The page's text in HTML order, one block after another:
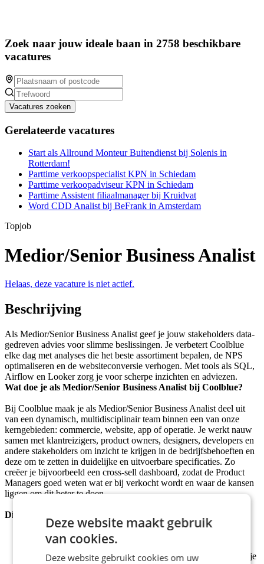
Zoek naar jouw ideale baan in 2758 beschikbare
vacatures
Vacatures zoeken
Gerelateerde vacatures
Start als Allround Monteur Buitendienst bij Solenis in
Rotterdam!
Parttime verkoopspecialist KPN in Schiedam
Parttime verkoopadviseur KPN in Schiedam
Parttime Assistent filiaalmanager bij Kruidvat
Word CDD Analist bij BeFrank in Amsterdam
Topjob
Medior/Senior Business Analist
Helaas, deze vacature is niet actief.
Beschrijving
Als Medior/Senior Business Analist geef je jouw stakeholders data-
gedreven advies voor slimme beslissingen. Je verbetert Coolblue
elke dag met analyses die het beste assortiment bepalen, de NPS
optimaliseren en de websiteconversie verhogen. Met tools als SQL,
Airflow en Looker zorg je voor scherpe inzichten en adviezen.
Wat doe je als Medior/Senior Business Analist bij Coolblue?
Bij Coolblue maak je als Medior/Senior Business Analist deel uit
van een dynamisch, multidisciplinair team binnen een van onze
kerngebieden: commercie, website, app of operatie. Je werkt nauw
samen met klantreizigers, product owners, designers, developers en
andere stakeholders om inzicht te krijgen in de bedrijfsbehoeften en
deze om te zetten in duidelijke en uitvoerbare specificaties. Zo
creëer je bijvoorbeeld een cross-sell dashboard, zodat de Product
Managers goed weten wat er bij verkocht wordt en waar de kansen
liggen om dit beter te doen.
Dit vind je leuk om te doen
Werken in een data snoepwinkel. Met alle data beschikbaar
die je maar wenst.
Het echte probleem achterhalen van je stakeholder, voordat je
Deze website maakt gebruik
van cookies.
Deze website gebruikt cookies om uw